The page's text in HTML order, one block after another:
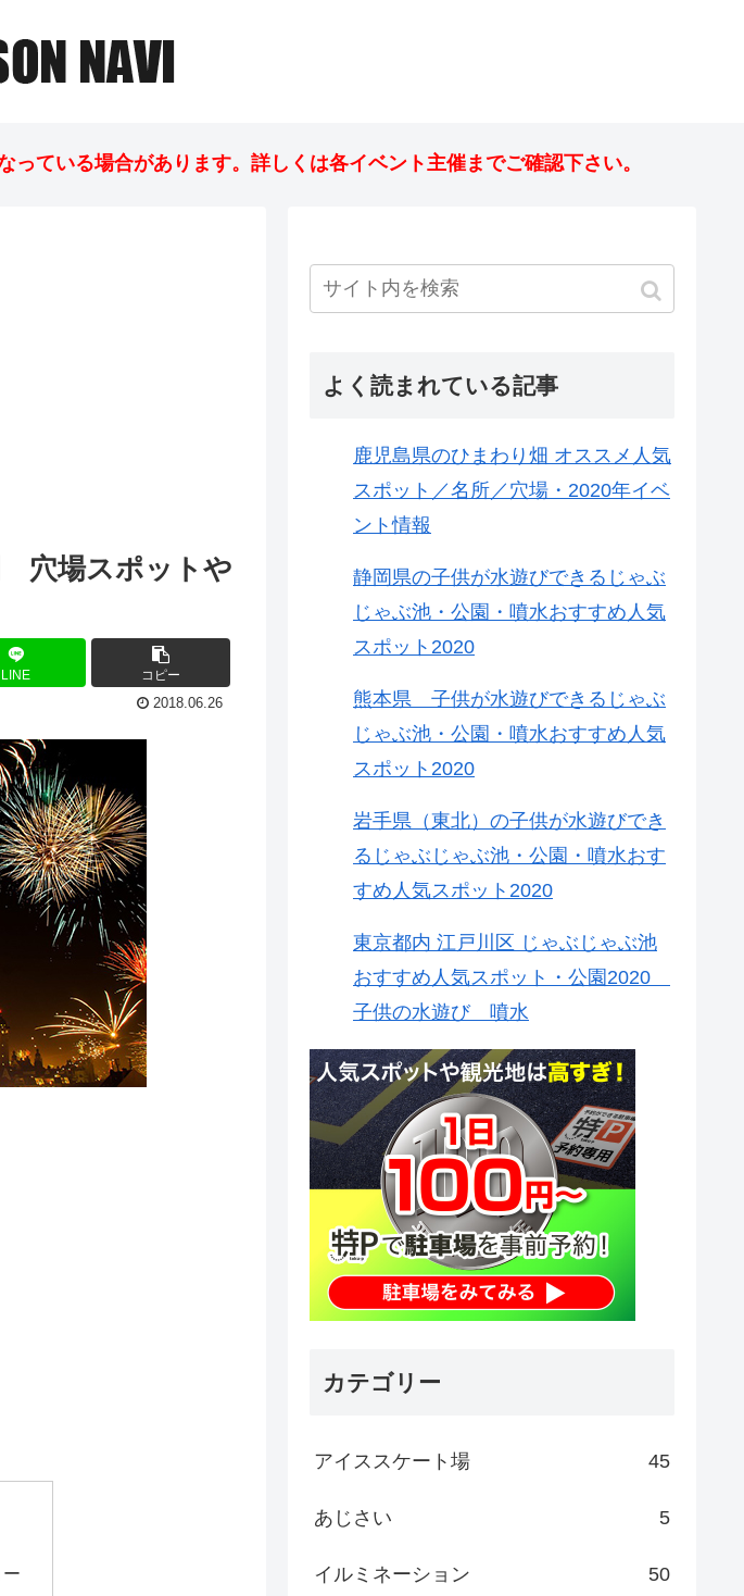
ている場合があります。詳しくは各イベント主催までご確認下さい。
穴場スポットや
LINE
コピー
2018.06.26
よく読まれている記事
鹿児島県のひまわり畑 オススメ人気
スポット／名所／穴場・2020年イベ
ント情報
静岡県の子供が水遊びできるじゃぶ
じゃぶ池・公園・噴水おすすめ人気
スポット2020
熊本県 子供が水遊びできるじゃぶ
じゃぶ池・公園・噴水おすすめ人気
スポット2020
岩手県（東北）の子供が水遊びでき
るじゃぶじゃぶ池・公園・噴水おす
すめ人気スポット2020
東京都内 江戸川区 じゃぶじゃぶ池
おすすめ人気スポット・公園2020
子供の水遊び 噴水
カテゴリー
アイススケート場 45
あじさい 5
イルミネーション 50